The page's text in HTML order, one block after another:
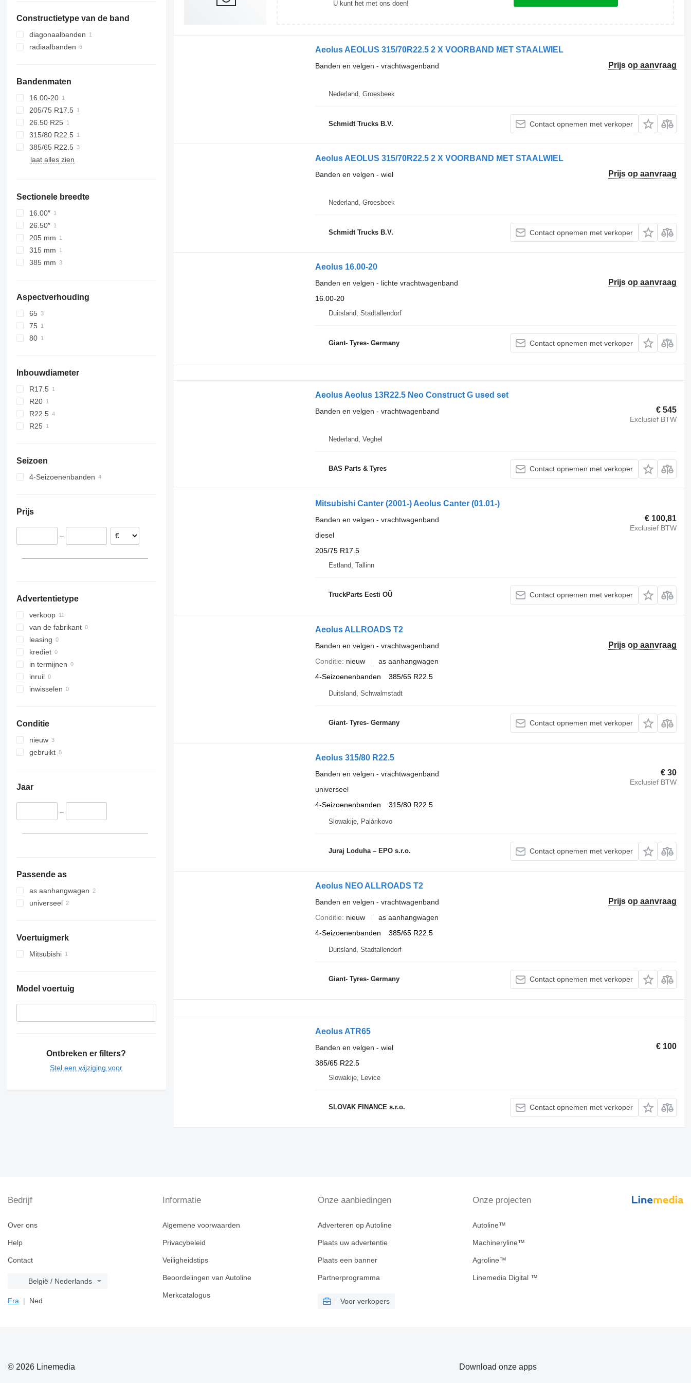
Slowakije
Estland
Constructietype van de band
diagonaalbanden
radiaalbanden
Bandenmaten
16.00-20
205/75 R17.5
26.50 R25
315/80 R22.5
385/65 R22.5
laat alles zien
Sectionele breedte
16.00″
26.50″
205 mm
315 mm
385 mm
Aspectverhouding
65
75
80
Inbouwdiameter
R17.5
R20
R22.5
R25
Seizoen
4-Seizoenenbanden
Prijs
–
Advertentietype
verkoop
van de fabrikant
leasing
krediet
in termijnen
inruil
inwisselen
Conditie
nieuw
gebruikt
Jaar
–
Passende as
as aanhangwagen
universeel
Voertuigmerk
Mitsubishi
Model voertuig
Ontbreken er filters?
Stel een wijziging voor
U kunt het met ons doen!
Aeolus AEOLUS 315/70R22.5 2 X VOORBAND MET STAALWIEL
Prijs op aanvraag
Banden en velgen - vrachtwagenband
Nederland, Groesbeek
Schmidt Trucks B.V. Contact opnemen met verkoper
Aeolus AEOLUS 315/70R22.5 2 X VOORBAND MET STAALWIEL
Prijs op aanvraag
Banden en velgen - wiel
Nederland, Groesbeek
Schmidt Trucks B.V. Contact opnemen met verkoper
Aeolus 16.00-20
Prijs op aanvraag
Banden en velgen - lichte vrachtwagenband
16.00-20
Duitsland, Stadtallendorf
Giant- Tyres- Germany Contact opnemen met verkoper
Aeolus Aeolus 13R22.5 Neo Construct G used set
€ 545
Exclusief BTW
Banden en velgen - vrachtwagenband
Nederland, Veghel
BAS Parts & Tyres Contact opnemen met verkoper
Mitsubishi Canter (2001-) Aeolus Canter (01.01-)
€ 100,81
Exclusief BTW
Banden en velgen - vrachtwagenband
diesel
205/75 R17.5
Estland, Tallinn
TruckParts Eesti OÜ Contact opnemen met verkoper
Aeolus ALLROADS T2
Prijs op aanvraag
Banden en velgen - vrachtwagenband
Conditie
nieuw
as aanhangwagen
4-Seizoenenbanden
385/65 R22.5
Duitsland, Schwalmstadt
Giant- Tyres- Germany Contact opnemen met verkoper
Aeolus 315/80 R22.5
€ 30
Exclusief BTW
Banden en velgen - vrachtwagenband
universeel
4-Seizoenenbanden
315/80 R22.5
Slowakije, Palárikovo
Juraj Loduha – EPO s.r.o. Contact opnemen met verkoper
Aeolus NEO ALLROADS T2
Prijs op aanvraag
Banden en velgen - vrachtwagenband
Conditie
nieuw
as aanhangwagen
4-Seizoenenbanden
385/65 R22.5
Duitsland, Stadtallendorf
Giant- Tyres- Germany Contact opnemen met verkoper
Aeolus ATR65
€ 100
Banden en velgen - wiel
385/65 R22.5
Slowakije, Levice
SLOVAK FINANCE s.r.o. Contact opnemen met verkoper
Bedrijf
Over ons
Help
Contact
België / Nederlands
Fra Ned
Informatie
Algemene voorwaarden
Privacybeleid
Veiligheidstips
Beoordelingen van Autoline
Merkcatalogus
Onze aanbiedingen
Adverteren op Autoline
Plaats uw advertentie
Plaats een banner
Partnerprogramma
Voor verkopers
Onze projecten
Autoline™
Machineryline™
Agroline™
Linemedia Digital ™
© 2026 Linemedia Download onze apps